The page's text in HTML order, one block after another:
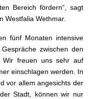
Bereich fördern“, sagt
Westfalia Wethmar.
fünf Monaten intensive
zwischen den
Wir freuen uns sehr auf
einschlagen werden. In
vor allem angesichts der
Stadt, können wir nur